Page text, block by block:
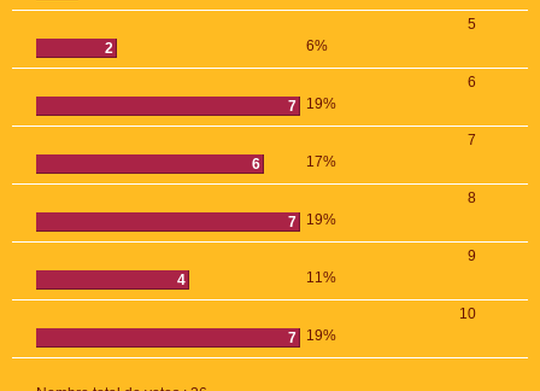
5
2
6%
6
7
19%
7
6
17%
8
7
19%
9
4
11%
10
7
19%